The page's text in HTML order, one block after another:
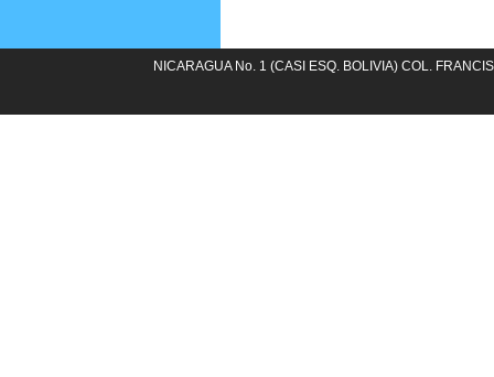
NICARAGUA No. 1 (CASI ESQ. BOLIVIA) COL.